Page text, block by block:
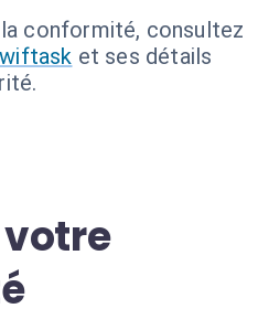
conformité, consultez
et ses détails